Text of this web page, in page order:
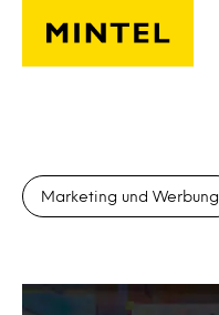
Skip to main content
Marketing und Werbung